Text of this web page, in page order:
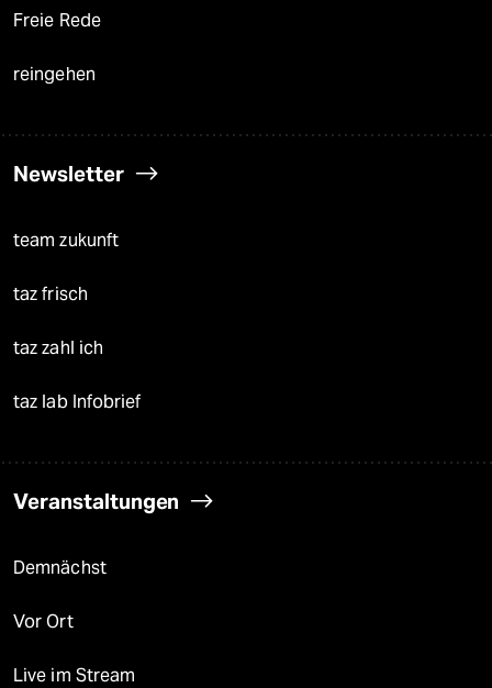
Freie Rede
reingehen
Newsletter
team zukunft
taz frisch
taz zahl ich
taz lab Infobrief
Veranstaltungen
Demnächst
Vor Ort
Live im Stream